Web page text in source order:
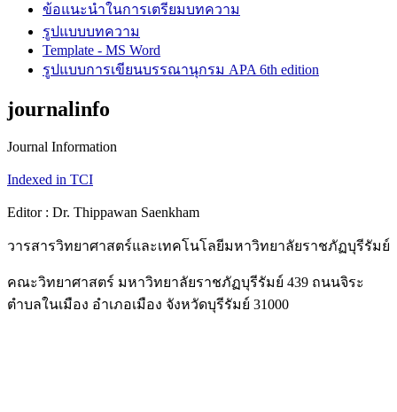
ข้อแนะนำในการเตรียมบทความ
รูปแบบบทความ
Template - MS Word
รูปแบบการเขียนบรรณานุกรม APA 6th edition
journalinfo
Journal Information
Indexed in TCI
Editor : Dr. Thippawan Saenkham
วารสารวิทยาศาสตร์และเทคโนโลยีมหาวิทยาลัยราชภัฏบุรีรัมย์
คณะวิทยาศาสตร์ มหาวิทยาลัยราชภัฏบุรีรัมย์ 439 ถนนจิระ
ตำบลในเมือง อำเภอเมือง จังหวัดบุรีรัมย์ 31000